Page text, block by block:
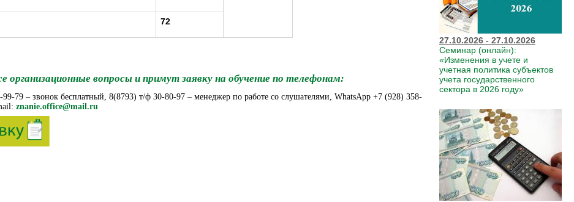
27.10.2026 - 27.10.2026
Семинар (онлайн):
«Изменения в учете и
учетная политика субъектов
учета государственного
сектора в 2026 году»
72
организационные вопросы и примут заявку на обучение по телефонам:
99-79 – звонок бесплатный, 8(8793) т/ф 30-80-97 – менеджер по работе со слушателями, WhatsApp +7 (928) 358-
znanie.office@mail.ru